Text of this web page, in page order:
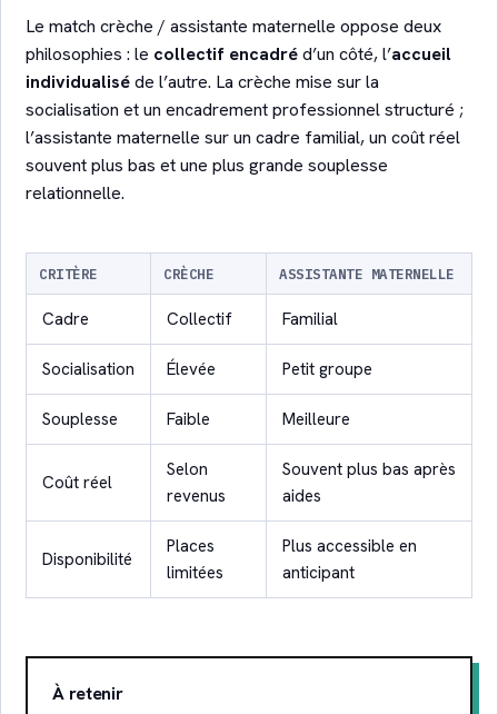
Le match crèche / assistante maternelle oppose deux
philosophies : le collectif encadréd’un côté, l’accueil
individualiséde l’autre. La crèche mise sur la
socialisation et un encadrement professionnel structuré ;
l’assistante maternelle sur un cadre familial, un coût réel
souvent plus bas et une plus grande souplesse
relationnelle.
CRITÈRE CRÈCHE ASSISTANTE MATERNELLE
Cadre Collectif Familial
Socialisation Élevée Petit groupe
Souplesse Faible Meilleure
Coût réel
Selon
revenus
Souvent plus bas après
aides
Disponibilité
Places
limitées
Plus accessible en
anticipant
À retenir